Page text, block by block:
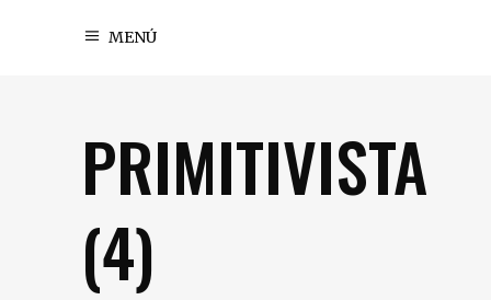
MENÚ
PRIMITIVISTA
(4)